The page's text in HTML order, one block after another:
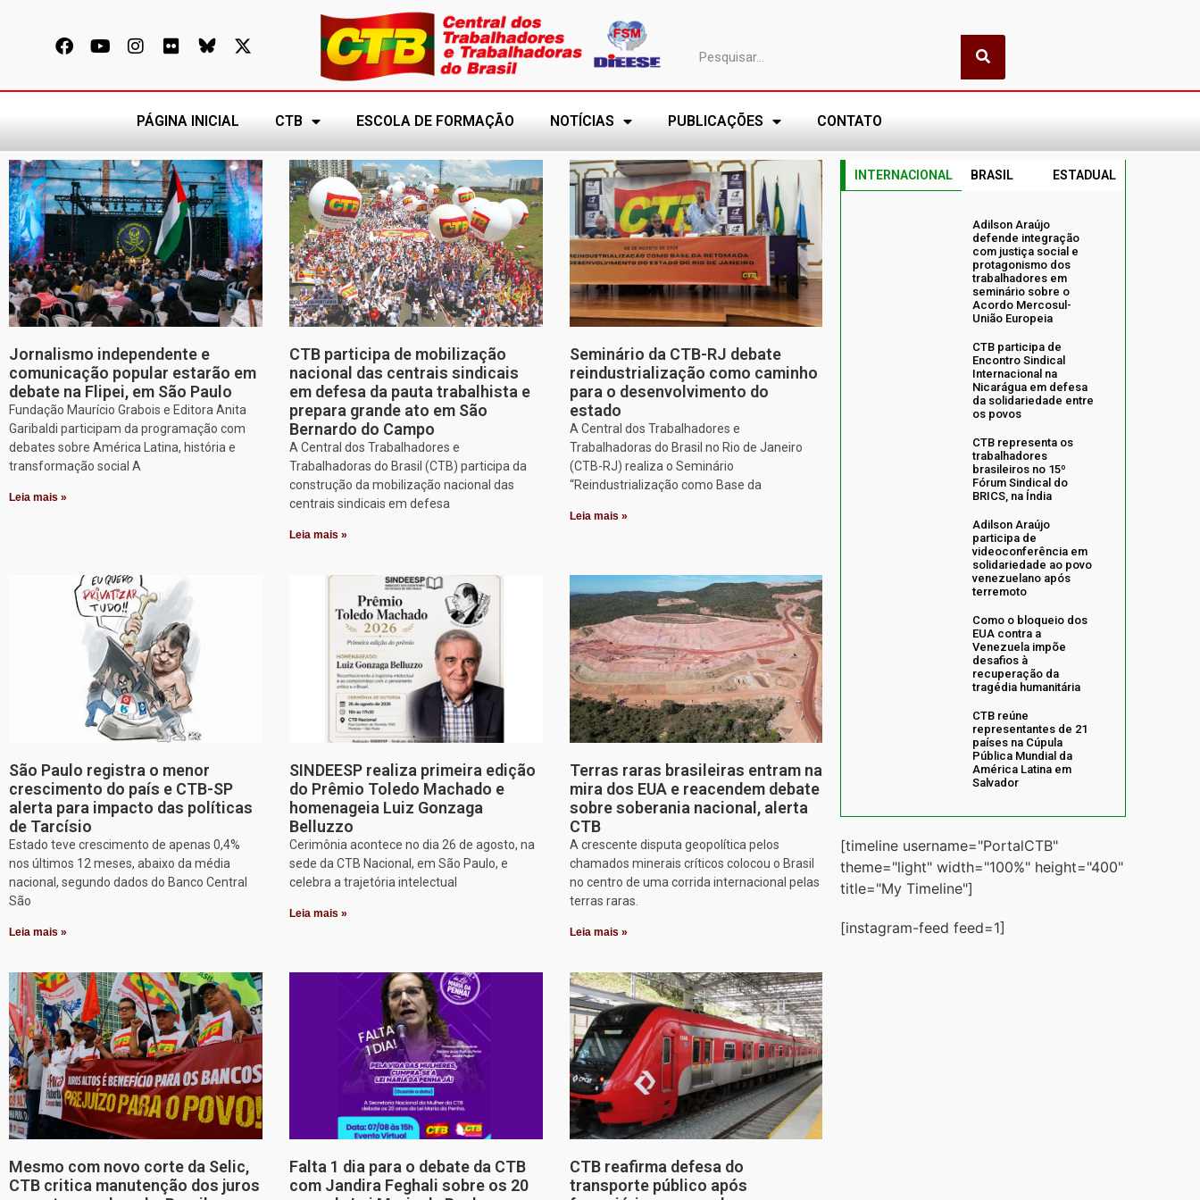
PÁGINA INICIAL CTB ESCOLA DE FORMAÇÃO NOTÍCIAS PUBLICAÇÕES CONTATO
Jornalismo independente e
comunicação popular estarão em
debate na Flipei, em São Paulo
Fundação Maurício Grabois e Editora Anita
Garibaldi participam da programação com
debates sobre América Latina, história e
transformação social A
Leia mais »
CTB participa de mobilização
nacional das centrais sindicais
em defesa da pauta trabalhista e
prepara grande ato em São
Bernardo do Campo
A Central dos Trabalhadores e
Trabalhadoras do Brasil (CTB) participa da
construção da mobilização nacional das
centrais sindicais em defesa
Leia mais »
Seminário da CTB-RJ debate
reindustrialização como caminho
para o desenvolvimento do
estado
A Central dos Trabalhadores e
Trabalhadoras do Brasil no Rio de Janeiro
(CTB-RJ) realiza o Seminário
“Reindustrialização como Base da
Leia mais »
São Paulo registra o menor
crescimento do país e CTB-SP
alerta para impacto das políticas
de Tarcísio
Estado teve crescimento de apenas 0,4%
nos últimos 12 meses, abaixo da média
nacional, segundo dados do Banco Central
São
Leia mais »
SINDEESP realiza primeira edição
do Prêmio Toledo Machado e
homenageia Luiz Gonzaga
Belluzzo
Cerimônia acontece no dia 26 de agosto, na
sede da CTB Nacional, em São Paulo, e
celebra a trajetória intelectual
Leia mais »
Terras raras brasileiras entram na
mira dos EUA e reacendem debate
sobre soberania nacional, alerta
CTB
A crescente disputa geopolítica pelos
chamados minerais críticos colocou o Brasil
no centro de uma corrida internacional pelas
terras raras.
Leia mais »
Mesmo com novo corte da Selic,
CTB critica manutenção dos juros
Falta 1 dia para o debate da CTB
com Jandira Feghali sobre os 20
CTB reafirma defesa do
transporte público após
INTERNACIONAL BRASIL ESTADUAL
Adilson Araújo
defende integração
com justiça social e
protagonismo dos
trabalhadores em
seminário sobre o
Acordo Mercosul-
União Europeia
CTB participa de
Encontro Sindical
Internacional na
Nicarágua em defesa
da solidariedade entre
os povos
CTB representa os
trabalhadores
brasileiros no 15º
Fórum Sindical do
BRICS, na Índia
Adilson Araújo
participa de
videoconferência em
solidariedade ao povo
venezuelano após
terremoto
Como o bloqueio dos
EUA contra a
Venezuela impõe
desafios à
recuperação da
tragédia humanitária
CTB reúne
representantes de 21
países na Cúpula
Pública Mundial da
América Latina em
Salvador
[timeline username="PortalCTB"
theme="light" width="100%" height="400"
title="My Timeline"]
[instagram-feed feed=1]